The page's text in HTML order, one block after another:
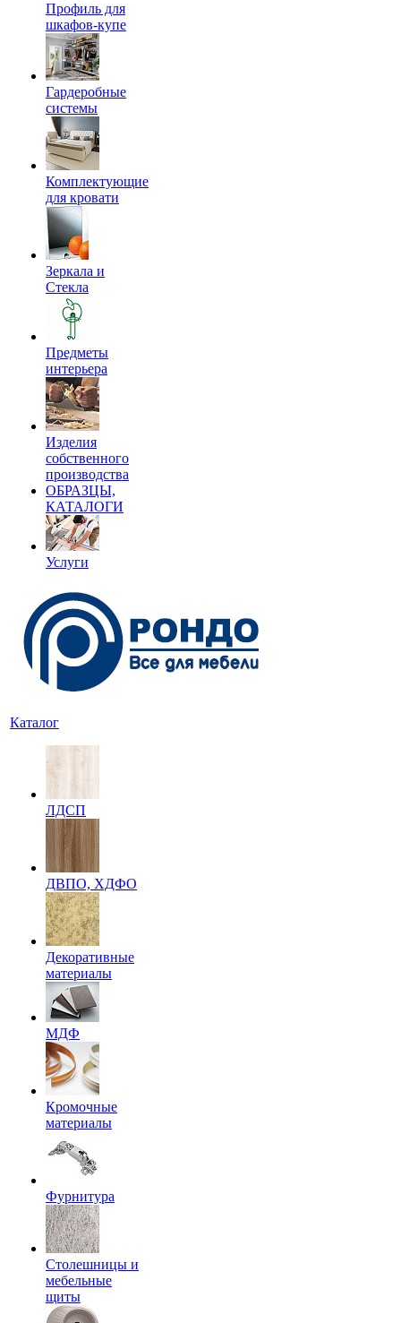
Профиль для
шкафов-купе
Гардеробные
системы
Комплектующие
для кровати
Зеркала и
Стекла
Предметы
интерьера
Изделия
собственного
производства
ОБРАЗЦЫ,
КАТАЛОГИ
Услуги
Каталог
ЛДСП
ДВПО, ХДФО
Декоративные
материалы
МДФ
Кромочные
материалы
Фурнитура
Столешницы и
мебельные
щиты